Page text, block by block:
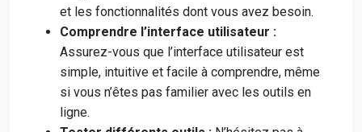
et les fonctionnalités dont vous avez besoin.
Comprendre l’interface utilisateur :
Assurez-vous que l’interface utilisateur est
simple, intuitive et facile à comprendre, même
si vous n’êtes pas familier avec les outils en
ligne.